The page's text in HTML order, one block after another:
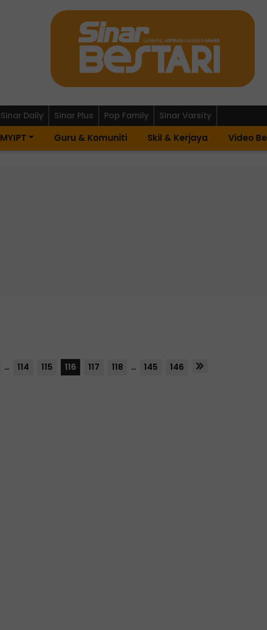
Sinar Daily Sinar Plus Pop Family Sinar Varsity
MYIPT Guru & Komuniti Skil & Kerjaya Video
... 114 115 116 117 118 ... 145 146